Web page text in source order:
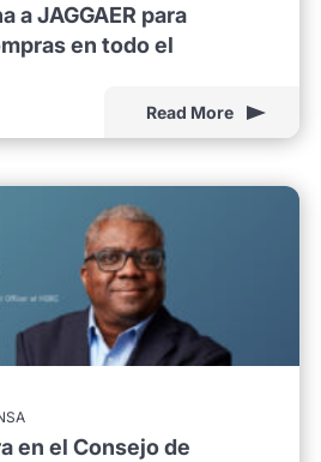
a JAGGAER para
en todo el
Read More
en el Consejo de